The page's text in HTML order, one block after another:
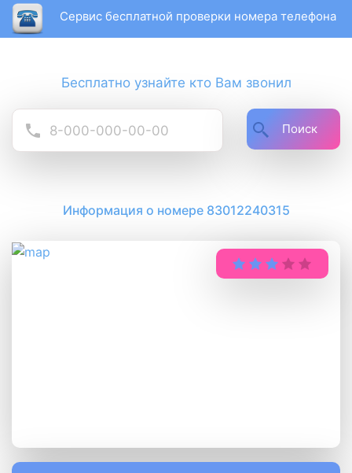
Сервис бесплатной проверки номера телефона
Бесплатно узнайте кто Вам звонил
Поиск
Информация о номере 83012240315